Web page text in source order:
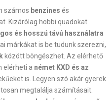
számos benzines és
Kizárólag hobbi quadokat
és hosszú távú használatra
márkákat is be tudunk szerezni,
között böngészhet. Az elérhető
elérheti a német KXD és az
is. Legyen szó akár gyerek
megtalálja számításait.